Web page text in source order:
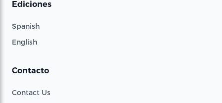
Ediciones
Spanish
English
Contacto
Contact Us